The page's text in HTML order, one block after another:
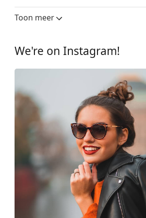
Glasbreedte:
montuur
Montuur kleur:
Montuur materiaal:
Breedte:
Lengte:
Breedte brug:
Gewicht:
Verstelbare neus-pads:
Toon meer
We're on Instagram!